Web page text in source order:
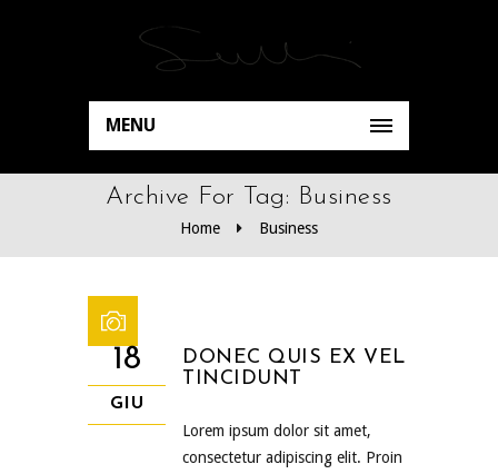
MENU
Archive For Tag: Business
Home Business
18
GIU
DONEC QUIS EX VEL
TINCIDUNT
Lorem ipsum dolor sit amet,
consectetur adipiscing elit. Proin